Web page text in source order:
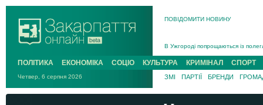
ПОВІДОМИТИ НОВИНУ
В Ужгороді попрощаються із
В Ужгороді 5 серпня
Підтвердили загибель
На війні з рф поліг військовий з
На Хустщині внаслідок ДТП за
ПОЛІТИКА ЕКОНОМІКА СОЦІО КУЛЬТУРА КРИМІНАЛ СПОРТ
Четвер, 6 серпня 2026 ЗМІ ПАРТІЇ БРЕНДИ